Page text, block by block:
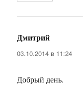
Дмитрий
03.10.2014 в 11:24
Добрый день.